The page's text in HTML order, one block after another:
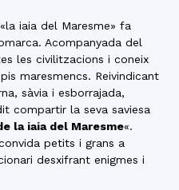
iaia del Maresme» fa
Acompanyada del
les civilitzacions i coneix
maresmencs. Reivindicant
sàvia i esborrajada,
compartir la seva saviesa
la iaia del Maresme«.
petits i grans a
desxifrant enigmes i